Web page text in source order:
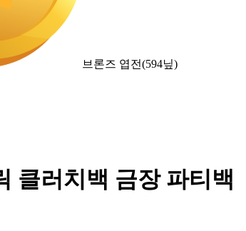
브론즈 엽전(594닢)
클러치백 금장 파티백